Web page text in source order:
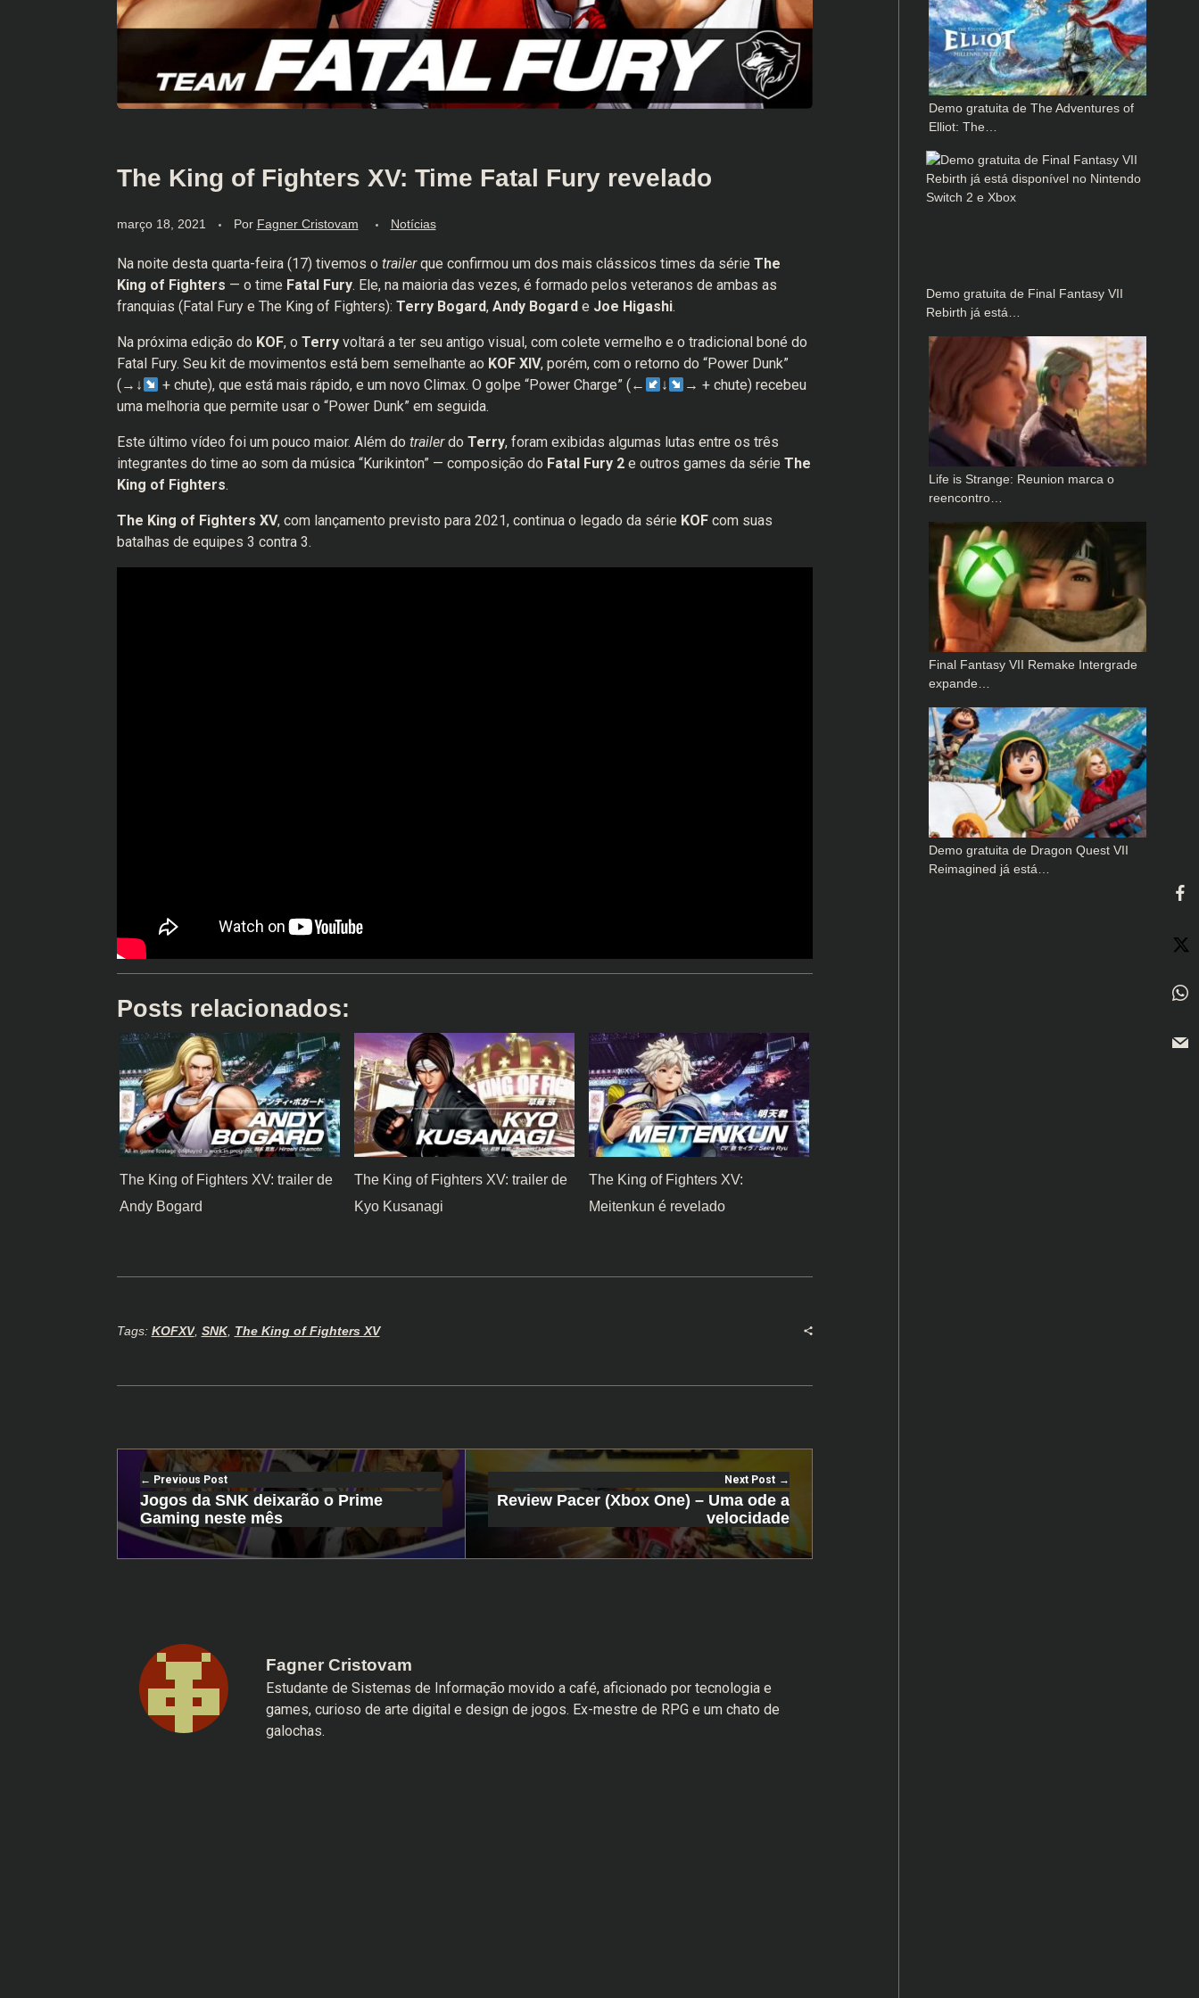
The King of Fighters XV: Time Fatal Fury revelado
março 18, 2021 Por Fagner Cristovam Notícias
Na noite desta quarta-feira (17) tivemos o trailerque confirmou um dos mais clássicos times da série The
King of Fighters — o time Fatal Fury. Ele, na maioria das vezes, é formado pelos veteranos de ambas as
franquias (Fatal Fury e The King of Fighters): Terry Bogard, Andy Bogard e Joe Higashi.
Na próxima edição do KOF, o Terryvoltará a ter seu antigo visual, com colete vermelho e o tradicional boné do
Fatal Fury. Seu kit de movimentos está bem semelhante ao KOF XIV, porém, com o retorno do “Power Dunk”
(→↓
+ chute), que está mais rápido, e um novo Climax. O golpe “Power Charge” (← ↓
→ + chute) recebeu
uma melhoria que permite usar o “Power Dunk” em seguida.
Este último vídeo foi um pouco maior. Além do trailerdo Terry, foram exibidas algumas lutas entre os três
integrantes do time ao som da música “Kurikinton” — composição do Fatal Fury 2e outros games da série The
King of Fighters.
The King of Fighters XV, com lançamento previsto para 2021, continua o legado da série KOFcom suas
batalhas de equipes 3 contra 3.
Posts relacionados:
The King of Fighters XV: trailer de
Andy Bogard
The King of Fighters XV: trailer de
Kyo Kusanagi
The King of Fighters XV:
Meitenkun é revelado
Tags: KOFXV, SNK, The King of Fighters XV
Previous Post
Jogos da SNK deixarão o Prime
Gaming neste mês
Next Post
Review Pacer (Xbox One) – Uma ode a
velocidade
Fagner Cristovam
Estudante de Sistemas de Informação movido a café, aficionado por tecnologia e
games, curioso de arte digital e design de jogos. Ex-mestre de RPG e um chato de
galochas.
Demo gratuita de The Adventures of
Elliot: The…
Demo gratuita de Final Fantasy VII
Rebirth já está…
Life is Strange: Reunion marca o
reencontro…
Final Fantasy VII Remake Intergrade
expande…
Demo gratuita de Dragon Quest VII
Reimagined já está…